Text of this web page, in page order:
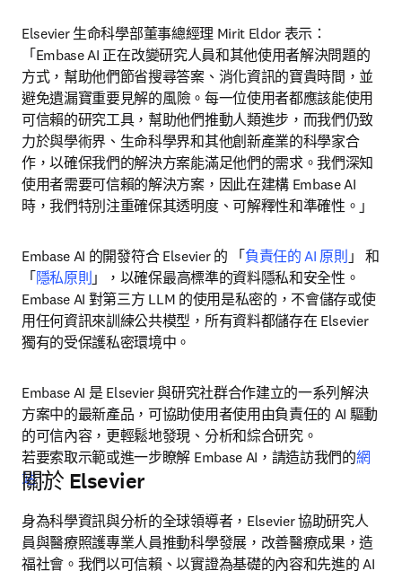
Elsevier 生命科學部董事總經理 Mirit Eldor 表示：
「Embase AI 正在改變研究人員和其他使用者解決問題的
方式，幫助他們節省搜尋答案、消化資訊的寶貴時間，並
避免遺漏寶重要見解的風險。每一位使用者都應該能使用
可信賴的研究工具，幫助他們推動人類進步，而我們仍致
力於與學術界、生命科學界和其他創新產業的科學家合
作，以確保我們的解決方案能滿足他們的需求。我們深知
使用者需要可信賴的解決方案，因此在建構 Embase AI
時，我們特別注重確保其透明度、可解釋性和準確性。 」
Embase AI 的開發符合 Elsevier 的 「負責任的 AI 原則 」 和
「隱私原則 」，以確保最高標準的資料隱私和安全性。
Embase AI 對第三方 LLM 的使用是私密的，不會儲存或使
用任何資訊來訓練公共模型，所有資料都儲存在 Elsevier
獨有的受保護私密環境中。
Embase AI 是 Elsevier 與研究社群合作建立的一系列解決
方案中的最新產品，可協助使用者使用由負責任的 AI 驅動
的可信內容，更輕鬆地發現、分析和綜合研究。
若要索取示範或進一步瞭解 Embase AI，請造訪我們的網
站：
關於 Elsevier
身為科學資訊與分析的全球領導者，Elsevier 協助研究人
員與醫療照護專業人員推動科學發展，改善醫療成果，造
福社會。我們以可信賴、以實證為基礎的內容和先進的 AI